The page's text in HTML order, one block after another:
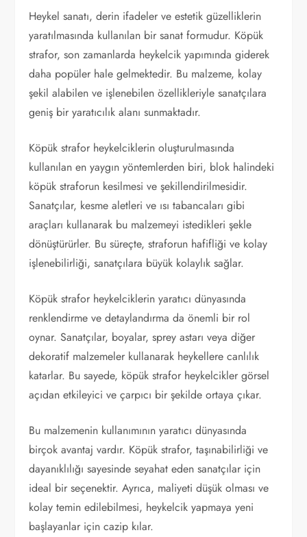
Heykel sanatı, derin ifadeler ve estetik güzelliklerin
yaratılmasında kullanılan bir sanat formudur. Köpük
strafor, son zamanlarda heykelcik yapımında giderek
daha popüler hale gelmektedir. Bu malzeme, kolay
şekil alabilen ve işlenebilen özellikleriyle sanatçılara
geniş bir yaratıcılık alanı sunmaktadır.
Köpük strafor heykelciklerin oluşturulmasında
kullanılan en yaygın yöntemlerden biri, blok halindeki
köpük straforun kesilmesi ve şekillendirilmesidir.
Sanatçılar, kesme aletleri ve ısı tabancaları gibi
araçları kullanarak bu malzemeyi istedikleri şekle
dönüştürürler. Bu süreçte, straforun hafifliği ve kolay
işlenebilirliği, sanatçılara büyük kolaylık sağlar.
Köpük strafor heykelciklerin yaratıcı dünyasında
renklendirme ve detaylandırma da önemli bir rol
oynar. Sanatçılar, boyalar, sprey astarı veya diğer
dekoratif malzemeler kullanarak heykellere canlılık
katarlar. Bu sayede, köpük strafor heykelcikler görsel
açıdan etkileyici ve çarpıcı bir şekilde ortaya çıkar.
Bu malzemenin kullanımının yaratıcı dünyasında
birçok avantaj vardır. Köpük strafor, taşınabilirliği ve
dayanıklılığı sayesinde seyahat eden sanatçılar için
ideal bir seçenektir. Ayrıca, maliyeti düşük olması ve
kolay temin edilebilmesi, heykelcik yapmaya yeni
başlayanlar için cazip kılar.